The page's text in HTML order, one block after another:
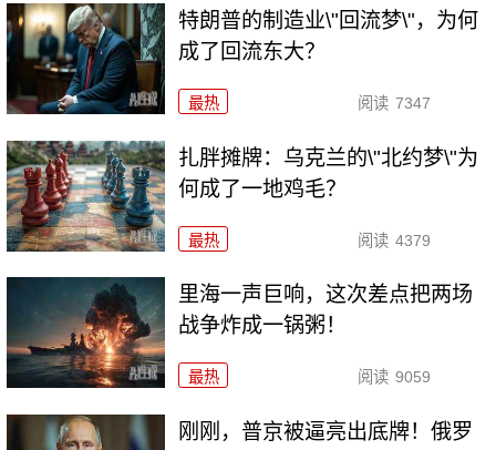
特朗普的制造业\"回流梦\"，为何
成了回流东大？
最热 阅读 7347
扎胖摊牌：乌克兰的\"北约梦\"为
何成了一地鸡毛？
最热 阅读 4379
里海一声巨响，这次差点把两场
战争炸成一锅粥！
最热 阅读 9059
刚刚，普京被逼亮出底牌！俄罗